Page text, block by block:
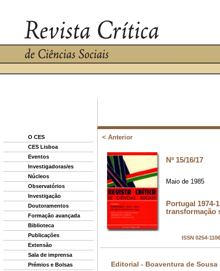
O CES
CES Lisboa
Eventos
Investigadoras/es
Núcleos
Observatórios
Investigação
Doutoramentos
Formação avançada
Biblioteca
Publicações
Extensão
Sala de imprensa
Prémios e Bolsas